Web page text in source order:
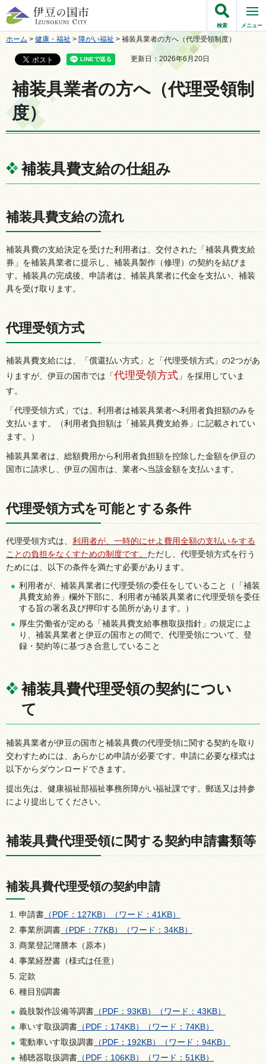
伊豆の国市
検索 メニュー
ホーム > 健康・福祉 > 障がい福祉 > 補装具業者の方へ（代理受領制度）
更新日：2026年6月20日
補装具業者の方へ（代理受領制
度）
補装具費支給の仕組み
補装具費支給の流れ
補装具費の支給決定を受けた利用者は、交付された「補装具費支給
券」を補装具業者に提示し、補装具製作（修理）の契約を結びま
す。補装具の完成後、申請者は、補装具業者に代金を支払い、補装
具を受け取ります。
代理受領方式
補装具費支給には、「償還払い方式」と「代理受領方式」の2つがあ
りますが、伊豆の国市では「代理受領方式 」を採用していま
す。
「代理受領方式」では、利用者は補装具業者へ利用者負担額のみを
支払います。（利用者負担額は「補装具費支給券」に記載されてい
ます。）
補装具業者は、総額費用から利用者負担額を控除した金額を伊豆の
国市に請求し、伊豆の国市は、業者へ当該金額を支払います。
代理受領方式を可能とする条件
代理受領方式は、 利用者が、一時的にせよ費用全額の支払いをする
ことの負担をなくすための制度です。 ただし、代理受領方式を行う
ためには、以下の条件を満たす必要があります。
利用者が、補装具業者に代理受領の委任をしていること（「補装
具費支給券」欄外下部に、利用者が補装具業者に代理受領を委任
する旨の署名及び押印する箇所があります。）
厚生労働省が定める「補装具費支給事務取扱指針」の規定によ
り、補装具業者と伊豆の国市との間で、代理受領について、登
録・契約等に基づき合意していること
補装具費代理受領の契約につい
て
補装具業者が伊豆の国市と補装具費の代理受領に関する契約を取り
交わすためには、あらかじめ申請が必要です。申請に必要な様式は
以下からダウンロードできます。
提出先は、健康福祉部福祉事務所障がい福祉課です。郵送又は持参
により提出してください。
補装具費代理受領に関する契約申請書類等
補装具費代理受領の契約申請
申請書 （PDF：127KB）
（ワード：41KB）
事業所調書 （PDF：77KB）
（ワード：34KB）
商業登記簿謄本（原本）
事業経歴書（様式は任意）
定款
種目別調書
義肢製作設備等調書 （PDF：93KB）
（ワード：43KB）
車いす取扱調書 （PDF：174KB）
（ワード：74KB）
電動車いす取扱調書 （PDF：192KB）
（ワード：94KB）
補聴器取扱調書 （PDF：106KB） （ワード：51KB）